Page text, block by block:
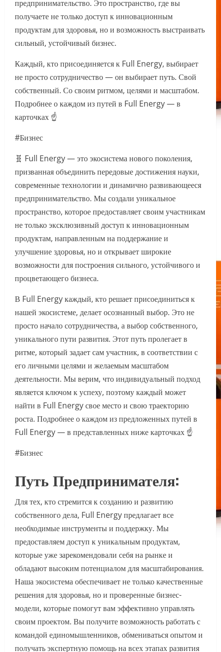
предпринимательство. Это пространство, где вы
получаете не только доступ к инновационным
продуктам для здоровья, но и возможность выстраивать
сильный, устойчивый бизнес.
Каждый, кто присоединяется к Full Energy, выбирает
не просто сотрудничество — он выбирает путь. Свой
собственный. Со своим ритмом, целями и масштабом.
Подробнее о каждом из путей в Full Energy — в
карточках ☝️
#Бизнес
🧬 Full Energy — это экосистема нового поколения,
призванная объединить передовые достижения науки,
современные технологии и динамично развивающееся
предпринимательство. Мы создали уникальное
пространство, которое предоставляет своим участникам
не только эксклюзивный доступ к инновационным
продуктам, направленным на поддержание и
улучшение здоровья, но и открывает широкие
возможности для построения сильного, устойчивого и
процветающего бизнеса.
В Full Energy каждый, кто решает присоединиться к
нашей экосистеме, делает осознанный выбор. Это не
просто начало сотрудничества, а выбор собственного,
уникального пути развития. Этот путь пролегает в
ритме, который задает сам участник, в соответствии с
его личными целями и желаемым масштабом
деятельности. Мы верим, что индивидуальный подход
является ключом к успеху, поэтому каждый может
найти в Full Energy свое место и свою траекторию
роста. Подробнее о каждом из предложенных путей в
Full Energy — в представленных ниже карточках ☝️
#Бизнес
Путь Предпринимателя:
Для тех, кто стремится к созданию и развитию
собственного дела, Full Energy предлагает все
необходимые инструменты и поддержку. Мы
предоставляем доступ к уникальным продуктам,
которые уже зарекомендовали себя на рынке и
обладают высоким потенциалом для масштабирования.
Наша экосистема обеспечивает не только качественные
решения для здоровья, но и проверенные бизнес-
модели, которые помогут вам эффективно управлять
своим проектом. Вы получите возможность работать с
командой единомышленников, обмениваться опытом и
получать экспертную помощь на всех этапах развития